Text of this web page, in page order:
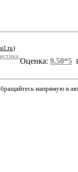
)
Оценка: 9.50*5
напрямую к